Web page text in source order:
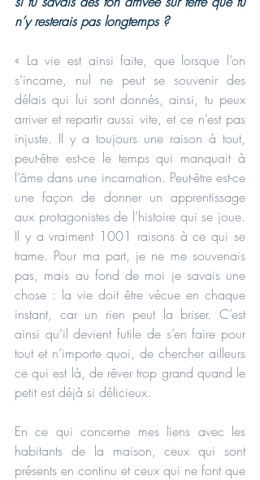
n’y resterais pas longtemps ?
« La vie est ainsi faite, que lorsque l’on
s’incarne, nul ne peut se souvenir des
délais qui lui sont donnés, ainsi, tu peux
arriver et repartir aussi vite, et ce n’est pas
injuste. Il y a toujours une raison à tout,
peut-être est-ce le temps qui manquait à
l’âme dans une incarnation. Peut-être est-ce
une façon de donner un apprentissage
aux protagonistes de l’histoire qui se joue.
Il y a vraiment 1001 raisons à ce qui se
trame. Pour ma part, je ne me souvenais
pas, mais au fond de moi je savais une
chose : la vie doit être vécue en chaque
instant, car un rien peut la briser. C’est
ainsi qu’il devient futile de s’en faire pour
tout et n’importe quoi, de chercher ailleurs
ce qui est là, de rêver trop grand quand le
petit est déjà si délicieux.
En ce qui concerne mes liens avec les
habitants de la maison, ceux qui sont
présents en continu et ceux qui ne font que